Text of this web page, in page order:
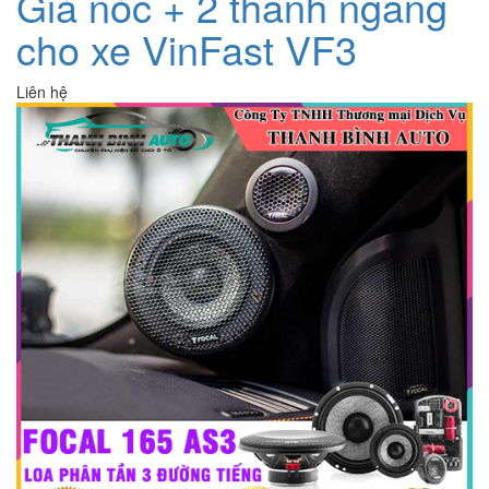
cho xe VinFast VF3
Liên hệ